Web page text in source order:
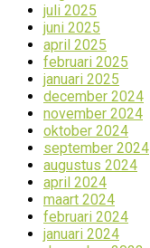
juli 2025
juni 2025
april 2025
februari 2025
januari 2025
december 2024
november 2024
oktober 2024
september 2024
augustus 2024
april 2024
maart 2024
februari 2024
januari 2024